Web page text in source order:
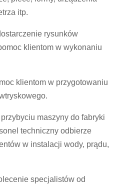
itp.
rysunków
klientom w wykonaniu
klientom w przygotowaniu
maszyny do fabryki
techniczny odbierze
w instalacji wody, prądu,
specjalistów od